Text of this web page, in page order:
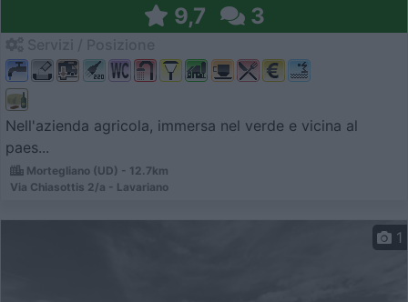
9,7 3
Nell'azienda agricola, immersa nel verde e vicina al
paes...
Mortegliano (UD) - 12.7km
Via Chiasottis 2/a - Lavariano
1